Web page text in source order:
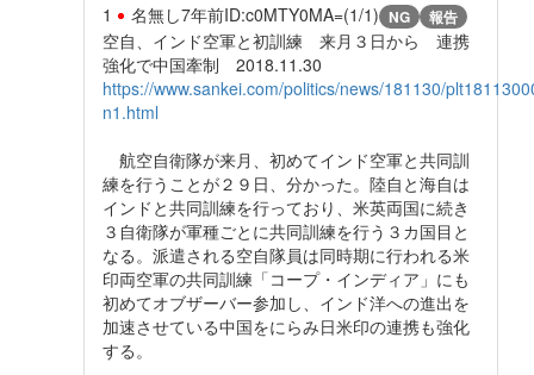
1 名無し7年前ID:c0MTY0MA=(1/1) NG 報告
空自、インド空軍と初訓練 来月３日から 連携
強化で中国牽制 2018.11.30
https://www.sankei.com/politics/news/181130/
n1.html
航空自衛隊が来月、初めてインド空軍と共同訓
練を行うことが２９日、分かった。陸自と海自は
インドと共同訓練を行っており、米英両国に続き
３自衛隊が軍種ごとに共同訓練を行う３カ国目と
なる。派遣される空自隊員は同時期に行われる米
印両空軍の共同訓練「コープ・インディア」にも
初めてオブザーバー参加し、インド洋への進出を
加速させている中国をにらみ日米印の連携も強化
する。